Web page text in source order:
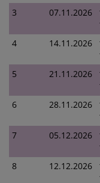
3 07.11.2026
4 14.11.2026
5 21.11.2026
6 28.11.2026
7 05.12.2026
8 12.12.2026